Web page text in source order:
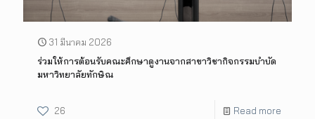
31 มีนาคม 2026
ร่วมให้การต้อนรับคณะศึกษาดูงานจากสาขาวิชากิจกรรมบำบัด
มหาวิทยาลัยทักษิณ
26 Read more